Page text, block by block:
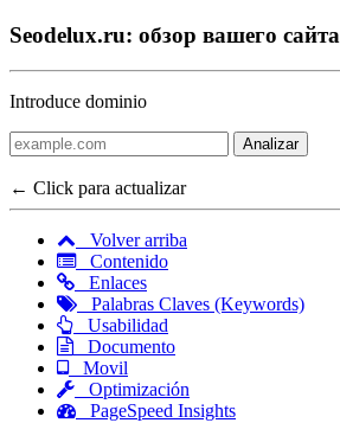
Seodelux.ru: обзор вашего сайта
Introduce dominio
Analizar
← Click para actualizar
Volver arriba
Contenido
Enlaces
Palabras Claves (Keywords)
Usabilidad
Documento
Movil
Optimización
PageSpeed Insights